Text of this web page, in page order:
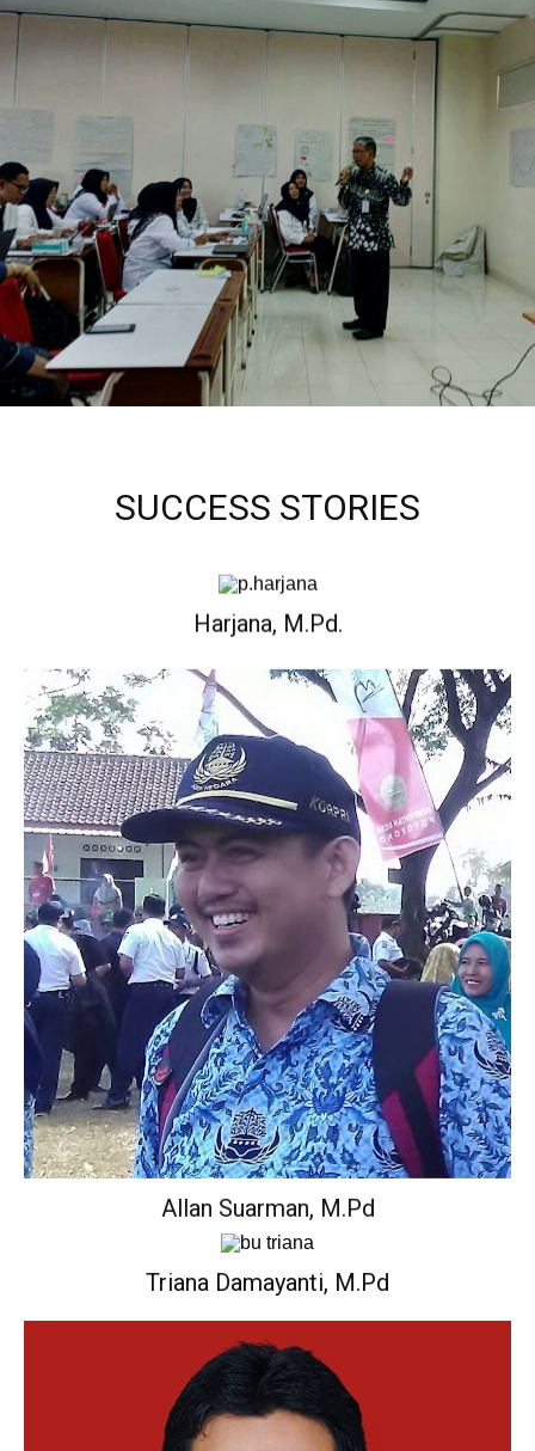
SUCCESS STORIES
Kepala Sekolah
Harjana, M.Pd.
Wakil Kepala Sekolah Urusan Kurikulum.
Allan Suarman, M.Pd
Kepala Perpustakaan
Triana Damayanti, M.Pd